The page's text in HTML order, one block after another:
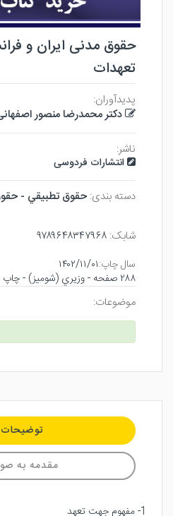
حقوق مدنی ایران و
تعهدات
پدیدآوران:
دکتر محمدرضا منصور
ناشر:
انتشارات فردوسی
دسته بندی: حقوق تطبيقي -
شابک: ۹۷۸۹۶۴۸۳۴۷۹۶۸
سال چاپ:۱۴۰۲/۱۱/۰۱
۲۸۸ صفحه - وزيري (شوميز) - چاپ ۱
موضوعات:
مقدمه به
1- مفهوم جهت تعهد